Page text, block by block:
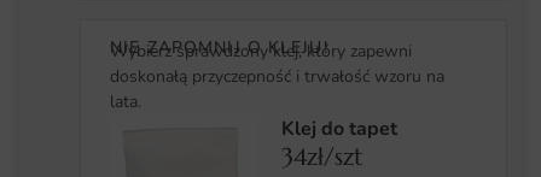
NIE ZAPOMNIJ O KLEJU!
Wybierz sprawdzony klej, który zapewni
doskonałą przyczepność i trwałość wzoru na
lata.
Klej do tapet
34zł/szt